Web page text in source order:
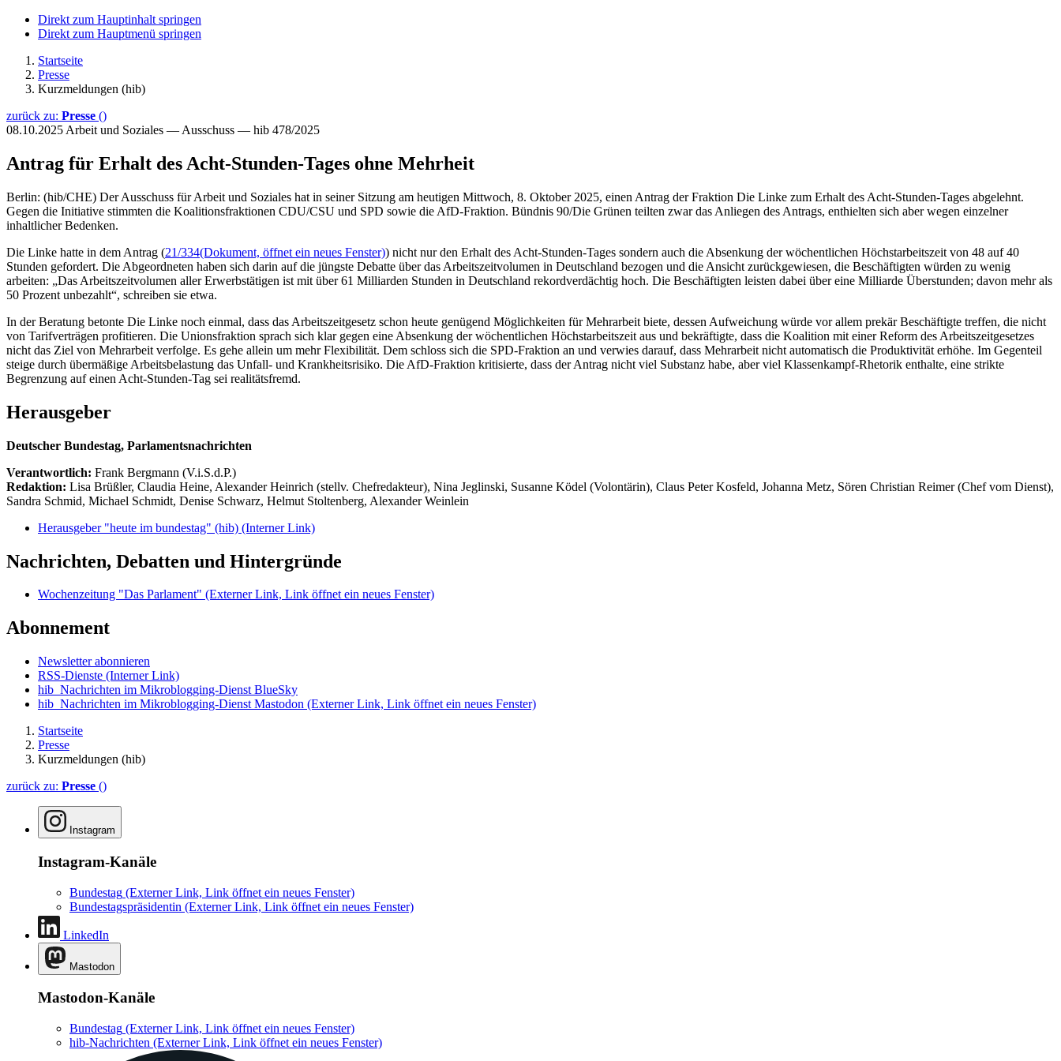
Direkt zum Hauptinhalt springen
Direkt zum Hauptmenü springen
Startseite
Presse
Kurzmeldungen (hib)
zurück zu: Presse ()
08.10.2025 Arbeit und Soziales — Ausschuss — hib 478/2025
Antrag für Erhalt des Acht-Stunden-Tages ohne Mehrheit
Berlin: (hib/CHE) Der Ausschuss für Arbeit und Soziales hat in seiner Sitzung am heutigen Mittwoch, 8. Oktober 2025, einen Antrag der Fraktion Die Linke zum Erhalt des Acht-Stunden-Tages abgelehnt.
Gegen die Initiative stimmten die Koalitionsfraktionen CDU/CSU und SPD sowie die AfD-Fraktion. Bündnis 90/Die Grünen teilten zwar das Anliegen des Antrags, enthielten sich aber wegen einzelner
inhaltlicher Bedenken.
Die Linke hatte in dem Antrag (21/334(Dokument, öffnet ein neues Fenster)) nicht nur den Erhalt des Acht-Stunden-Tages sondern auch die Absenkung der wöchentlichen Höchstarbeitszeit von 48 auf 40
Stunden gefordert. Die Abgeordneten haben sich darin auf die jüngste Debatte über das Arbeitszeitvolumen in Deutschland bezogen und die Ansicht zurückgewiesen, die Beschäftigten würden zu wenig
arbeiten: „Das Arbeitszeitvolumen aller Erwerbstätigen ist mit über 61 Milliarden Stunden in Deutschland rekordverdächtig hoch. Die Beschäftigten leisten dabei über eine Milliarde Überstunden; davon mehr als
50 Prozent unbezahlt“, schreiben sie etwa.
In der Beratung betonte Die Linke noch einmal, dass das Arbeitszeitgesetz schon heute genügend Möglichkeiten für Mehrarbeit biete, dessen Aufweichung würde vor allem prekär Beschäftigte treffen, die nicht
von Tarifverträgen profitieren. Die Unionsfraktion sprach sich klar gegen eine Absenkung der wöchentlichen Höchstarbeitszeit aus und bekräftigte, dass die Koalition mit einer Reform des Arbeitszeitgesetzes
nicht das Ziel von Mehrarbeit verfolge. Es gehe allein um mehr Flexibilität. Dem schloss sich die SPD-Fraktion an und verwies darauf, dass Mehrarbeit nicht automatisch die Produktivität erhöhe. Im Gegenteil
steige durch übermäßige Arbeitsbelastung das Unfall- und Krankheitsrisiko. Die AfD-Fraktion kritisierte, dass der Antrag nicht viel Substanz habe, aber viel Klassenkampf-Rhetorik enthalte, eine strikte
Begrenzung auf einen Acht-Stunden-Tag sei realitätsfremd.
Herausgeber
Deutscher Bundestag, Parlamentsnachrichten
Verantwortlich: Frank Bergmann (V.i.S.d.P.)
Redaktion: Lisa Brüßler, Claudia Heine, Alexander Heinrich (stellv. Chefredakteur), Nina Jeglinski, Susanne Ködel (Volontärin), Claus Peter Kosfeld, Johanna Metz, Sören Christian Reimer (Chef vom Dienst),
Sandra Schmid, Michael Schmidt, Denise Schwarz, Helmut Stoltenberg, Alexander Weinlein
Herausgeber "heute im bundestag" (hib) (Interner Link)
Nachrichten, Debatten und Hintergründe
Wochenzeitung "Das Parlament" (Externer Link, Link öffnet ein neues Fenster)
Abonnement
Newsletter abonnieren
RSS-Dienste (Interner Link)
hib_Nachrichten im Mikroblogging-Dienst BlueSky
hib_Nachrichten im Mikroblogging-Dienst Mastodon (Externer Link, Link öffnet ein neues Fenster)
Startseite
Presse
Kurzmeldungen (hib)
zurück zu: Presse ()
Instagram
Instagram-Kanäle
Bundestag (Externer Link, Link öffnet ein neues Fenster)
Bundestagspräsidentin (Externer Link, Link öffnet ein neues Fenster)
LinkedIn
Mastodon
Mastodon-Kanäle
Bundestag (Externer Link, Link öffnet ein neues Fenster)
hib-Nachrichten (Externer Link, Link öffnet ein neues Fenster)